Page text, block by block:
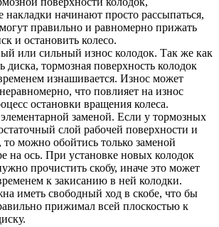
начинают просто рассыпаться,
могут правильно и равномерно прижать
и остановить колесо.
или сильный износ колодок. Так же как
диска, тормозная поверхность колодок
изнашивается. Износ может
что повлияет на износ
остановки вращения колеса.
заменой. Если у тормозных
слой рабочей поверхности и
то можно обойтись только заменой
на ось. При установке новых колодок
прочистить скобу, иначе это может
к закисанию в ней колодки.
иметь свободный ход в скобе, что бы
прижимал всей плоскостью к